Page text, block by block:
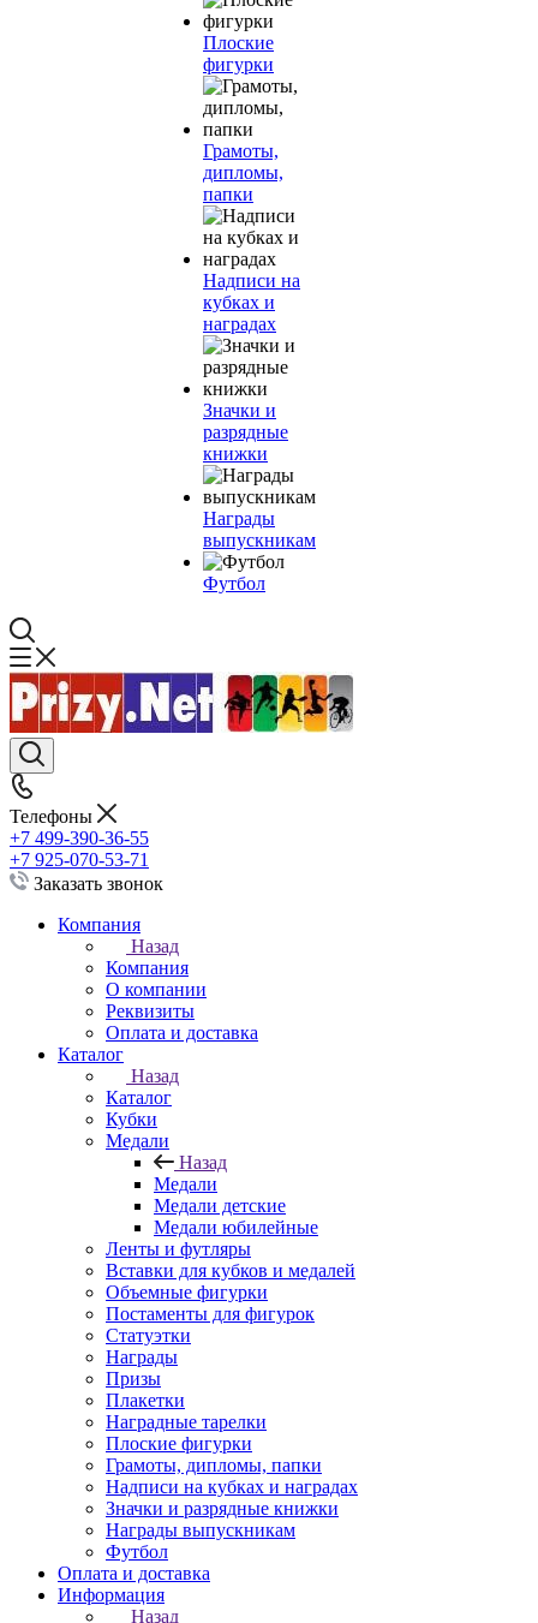
Плоские
фигурки
Грамоты,
дипломы,
папки
Надписи на
кубках и
наградах
Значки и
разрядные
книжки
Награды
выпускникам
Футбол
Телефоны
+7 499-390-36-55
+7 925-070-53-71
Заказать звонок
Компания
Назад
Компания
О компании
Реквизиты
Оплата и доставка
Каталог
Назад
Каталог
Кубки
Медали
Назад
Медали
Медали детские
Медали юбилейные
Ленты и футляры
Вставки для кубков и медалей
Объемные фигурки
Постаменты для фигурок
Статуэтки
Награды
Призы
Плакетки
Наградные тарелки
Плоские фигурки
Грамоты, дипломы, папки
Надписи на кубках и наградах
Значки и разрядные книжки
Награды выпускникам
Футбол
Оплата и доставка
Информация
Назад